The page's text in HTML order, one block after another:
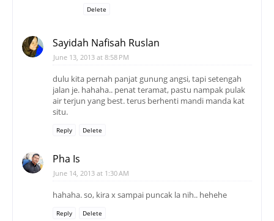
Delete
Sayidah Nafisah Ruslan
June 13, 2013 at 8:58 PM
dulu kita pernah panjat gunung angsi, tapi setengah
jalan je. hahaha.. penat teramat, pastu nampak pulak
air terjun yang best. terus berhenti mandi manda kat
situ.
Reply Delete
Pha Is
June 14, 2013 at 1:30 AM
hahaha. so, kira x sampai puncak la nih.. hehehe
Reply Delete